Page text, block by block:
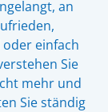
an
einfach
Sie
mehr und
Sie ständig